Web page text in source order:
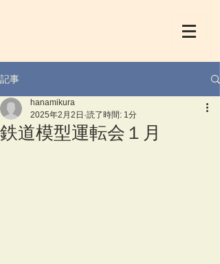
記事
鉄道模型運転会１月
hanamikura
2025年2月2日 読了時間: 1分